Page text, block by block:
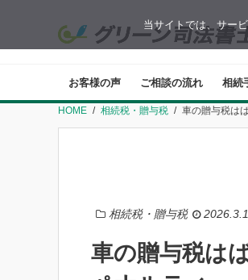
お客様の声 ご相談の流れ 相続
HOME 相続税・贈与税 車の贈与税は
相続税・贈与税
車の贈与税は
当サイトでは、サー